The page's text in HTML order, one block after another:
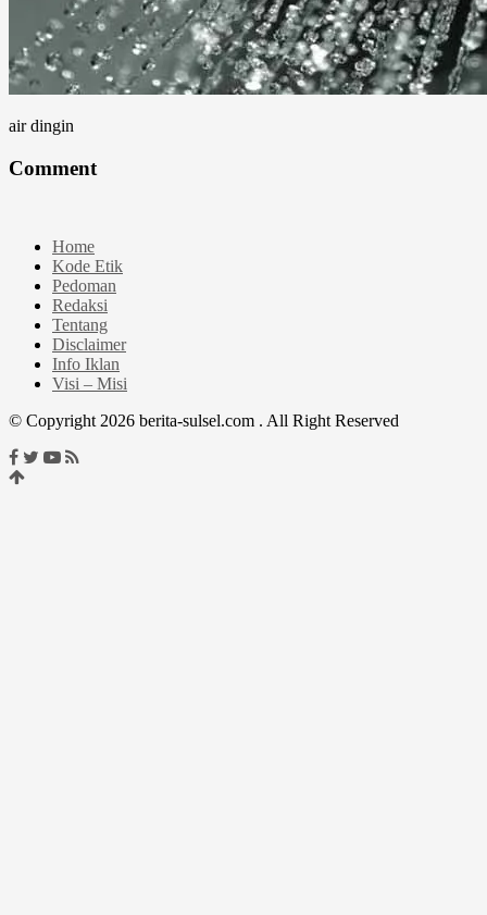
air dingin
Comment
Home
Kode Etik
Pedoman
Redaksi
Tentang
Disclaimer
Info Iklan
Visi – Misi
© Copyright 2026 berita-sulsel.com . All Right Reserved